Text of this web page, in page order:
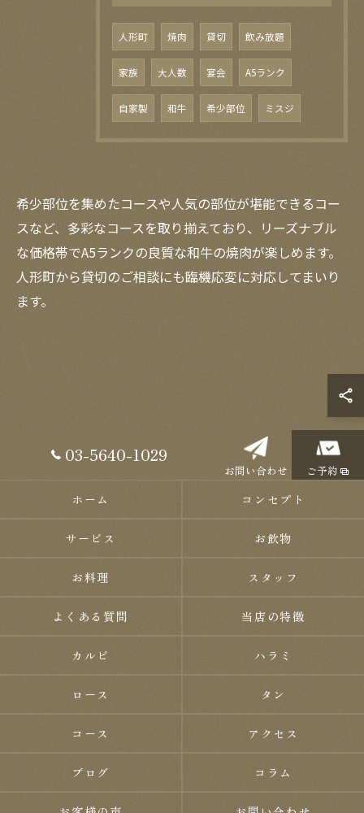
人形町 焼肉 貸切 飲み放題
家族 大人数 宴会 A5ランク
自家製 和牛 希少部位 ミスジ
希少部位を集めたコースや人気の部位が堪能できるコー
スなど、多彩なコースを取り揃えており、リーズナブル
な価格帯でA5ランクの良質な和牛の焼肉が楽しめます。
人形町から貸切のご相談にも臨機応変に対応してまいり
ます。
03-5640-1029
お問い合わせ ご予約
ホーム コンセプト
サービス お飲物
お料理 スタッフ
よくある質問 当店の特徴
カルビ ハラミ
ロース タン
コース アクセス
ブログ コラム